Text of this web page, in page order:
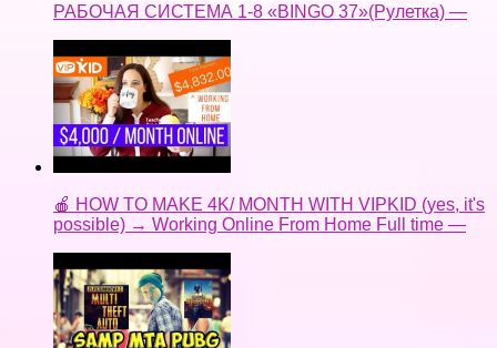
РАБОЧАЯ СИСТЕМА 1-8 «BINGO 37»(Рулетка) —
🍎 HOW TO MAKE 4K/ MONTH WITH VIPKID (yes, it's
possible) → Working Online From Home Full time —